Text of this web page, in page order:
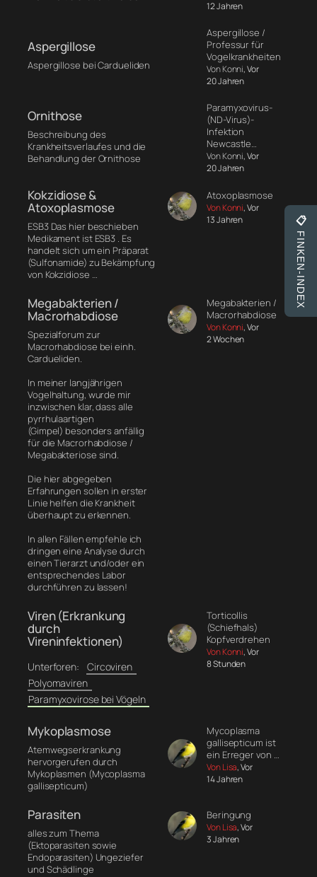
12 Jahren
Aspergillose
Aspergillose bei Cardueliden
Aspergillose /
Professur für
Vogelkrankheiten
Von Konni, Vor
20 Jahren
Ornithose
Beschreibung des
Krankheitsverlaufes und die
Behandlung der Ornithose
Paramyxovirus-
(ND-Virus)-
Infektion
Newcastle…
Von Konni, Vor
20 Jahren
Kokzidiose &
Atoxoplasmose
ESB3 Das hier beschieben
Medikament ist ESB3 . Es
handelt sich um ein Präparat
(Sulfonamide) zu Bekämpfung
von Kokzidiose …
Atoxoplasmose
Von Konni, Vor
13 Jahren
Megabakterien /
Macrorhabdiose
Spezialforum zur
Macrorhabdiose bei einh.
Cardueliden.
In meiner langjährigen
Vogelhaltung, wurde mir
inzwischen klar, dass alle
pyrrhulaartigen
(Gimpel) besonders anfällig
für die Macrorhabdiose /
Megabakteriose sind.
Die hier abgegeben
Erfahrungen sollen in erster
Linie helfen die Krankheit
überhaupt zu erkennen.
In allen Fällen empfehle ich
dringen eine Analyse durch
einen Tierarzt und/oder ein
entsprechendes Labor
durchführen zu lassen!
Megabakterien /
Macrorhabdiose
Von Konni, Vor
2 Wochen
Viren (Erkrankung
durch
Vireninfektionen)
Unterforen:
Circoviren
Polyomaviren
Paramyxovirose bei Vögeln
Torticollis
(Schiefhals)
Kopfverdrehen
Von Konni, Vor
8 Stunden
Mykoplasmose
Atemwegserkrankung
hervorgerufen durch
Mykoplasmen (Mycoplasma
gallisepticum)
Mycoplasma
gallisepticum ist
ein Erreger von …
Von Lisa, Vor
14 Jahren
Parasiten
alles zum Thema
(Ektoparasiten sowie
Endoparasiten) Ungeziefer
und Schädlinge
Beringung
Von Lisa, Vor
3 Jahren
📋
FINKEN-INDEX